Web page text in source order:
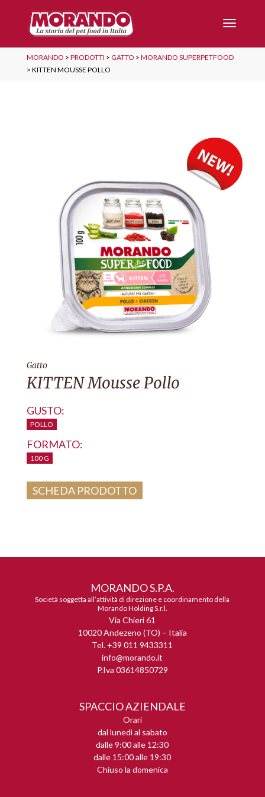
MORANDO > PRODOTTI > GATTO > MORANDO SUPERPETFOOD
> KITTEN MOUSSE POLLO
Gatto
KITTEN Mousse Pollo
GUSTO:
POLLO
FORMATO:
100 G
SCHEDA PRODOTTO
MORANDO S.P.A.
Società soggetta all’attività di direzione e coordinamento della
Morando Holding S.r.l.
Via Chieri 61
10020 Andezeno (TO) – Italia
Tel. +39 011 9433311
info@morando.it
P.Iva 03614850729
SPACCIO AZIENDALE
Orari
dal lunedì al sabato
dalle 9:00 alle 12:30
dalle 15:00 alle 19:30
Chiuso la domenica